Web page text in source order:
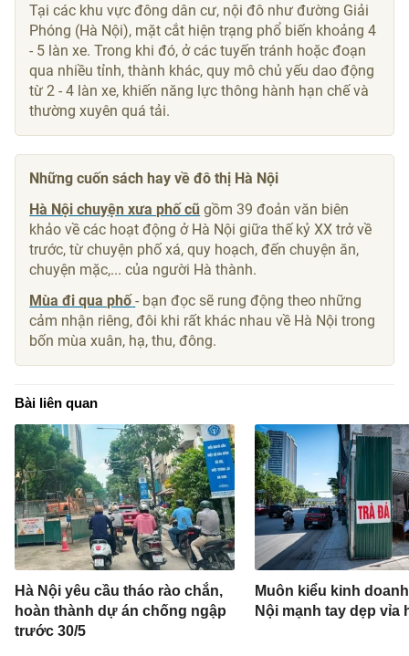
Tại các khu vực đông dân cư, nội đô như đường Giải
Phóng (Hà Nội), mặt cắt hiện trạng phổ biến khoảng 4
- 5 làn xe. Trong khi đó, ở các tuyến tránh hoặc đoạn
qua nhiều tỉnh, thành khác, quy mô chủ yếu dao động
từ 2 - 4 làn xe, khiến năng lực thông hành hạn chế và
thường xuyên quá tải.
Những cuốn sách hay về đô thị Hà Nội
Hà Nội chuyện xưa phố cũ gồm 39 đoản văn biên
khảo về các hoạt động ở Hà Nội giữa thế kỷ XX trở về
trước, từ chuyện phố xá, quy hoạch, đến chuyện ăn,
chuyện mặc,... của người Hà thành.
Mùa đi qua phố - bạn đọc sẽ rung động theo những
cảm nhận riêng, đôi khi rất khác nhau về Hà Nội trong
bốn mùa xuân, hạ, thu, đông.
Bài liên quan
Hà Nội yêu cầu tháo rào chắn,
hoàn thành dự án chống ngập
trước 30/5
Muôn kiểu kinh
Nội mạnh tay dẹp vỉa